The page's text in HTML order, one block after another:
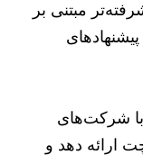
مبتنی بر
شرکت‌های
ارائه دهد و